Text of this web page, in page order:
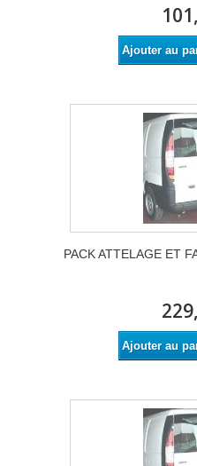
Ajouter au
PACK ATTELAGE ET
Ajouter au